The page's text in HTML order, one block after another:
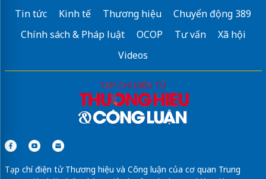
Tin tức Kinh tế Thương hiệu
Chuyển động 389
Chính sách & Pháp luật
OCOP Tư vấn
Xã hội
Videos
Tạp chí điện tử Thương hiệu và Công luận của cơ quan Trung